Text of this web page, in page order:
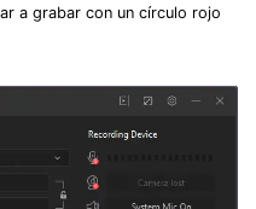
a grabar con un círculo rojo